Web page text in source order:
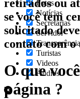
Fotos
Notícias
Secretarias
Servidor
Transparência
Turistas
Videos
Áudios
retirados ou
se você tem
solicitado
contato com
O que
página ?